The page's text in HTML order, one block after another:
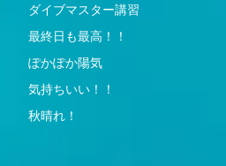
ダイブマスター講習
最終日も最高！！
ぽかぽか陽気
気持ちいい！！
秋晴れ！